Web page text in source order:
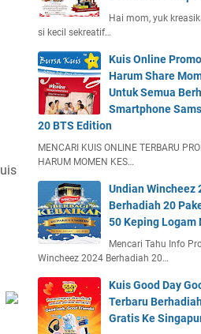
Hai mom, yuk
si kecil sekreatif…
Kuis Online
Harum Share
Untuk Semua
Smartphone
20 BTS Edition
MENCARI KUIS ONLINE TERBARU
HARUM MOMEN KES…
Undian Wincheez
Berhadiah 20
50 Keping Logam
Mencari Tahu Info
Wincheez 2024 Berhadiah 20…
Kuis Good Day
Terbaru
Gratis Ke